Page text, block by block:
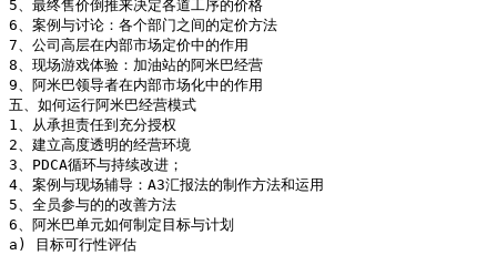
5、最终售价倒推来决定各道工序的价格
6、案例与讨论：各个部门之间的定价方法
7、公司高层在内部市场定价中的作用
8、现场游戏体验：加油站的阿米巴经营
9、阿米巴领导者在内部市场化中的作用
五、如何运行阿米巴经营模式
1、从承担责任到充分授权
2、建立高度透明的经营环境
3、PDCA循环与持续改进；
4、案例与现场辅导：A3汇报法的制作方法和运用
5、全员参与的的改善方法
6、阿米巴单元如何制定目标与计划
a) 目标可行性评估